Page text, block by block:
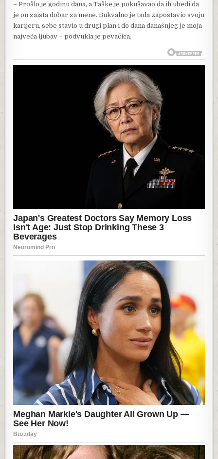
– Prošlo je godinu dana, a Taške je pokušavao da ih ubedi da
je on zaista dobar za mene. Bukvalno je tada zapostavio svoju
karijeru, sebe stavio u drugi plan i do dana današnjeg je moja
najveća ljubav – podvukla je pevačica.